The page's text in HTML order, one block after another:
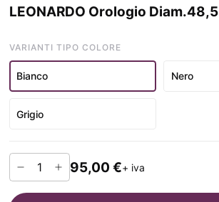
LEONARDO Orologio Diam.48,5
VARIANTI TIPO COLORE
Bianco Nero
Grigio
95,00 €+ iva